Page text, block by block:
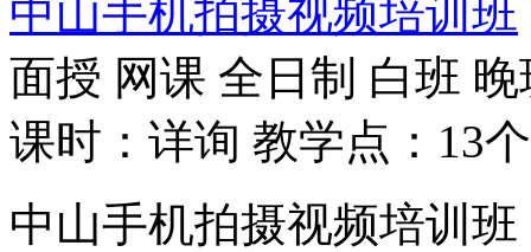
中山手机拍摄视频培训班
面授 网课 全日制 白班 晚
课时：详询 教学点：13个
中山手机拍摄视频培训